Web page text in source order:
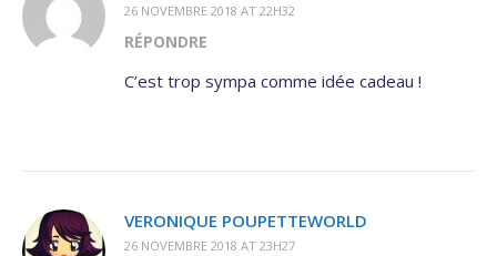
26 NOVEMBRE 2018 AT 22H32
RÉPONDRE
C’est trop sympa comme idée cadeau !
VERONIQUE POUPETTEWORLD
26 NOVEMBRE 2018 AT 23H27